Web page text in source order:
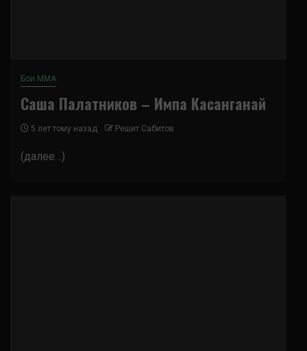
Бои ММА
Саша Палатников – Импа Касанганай
5 лет тому назад Решит Сабитов
(далее…)